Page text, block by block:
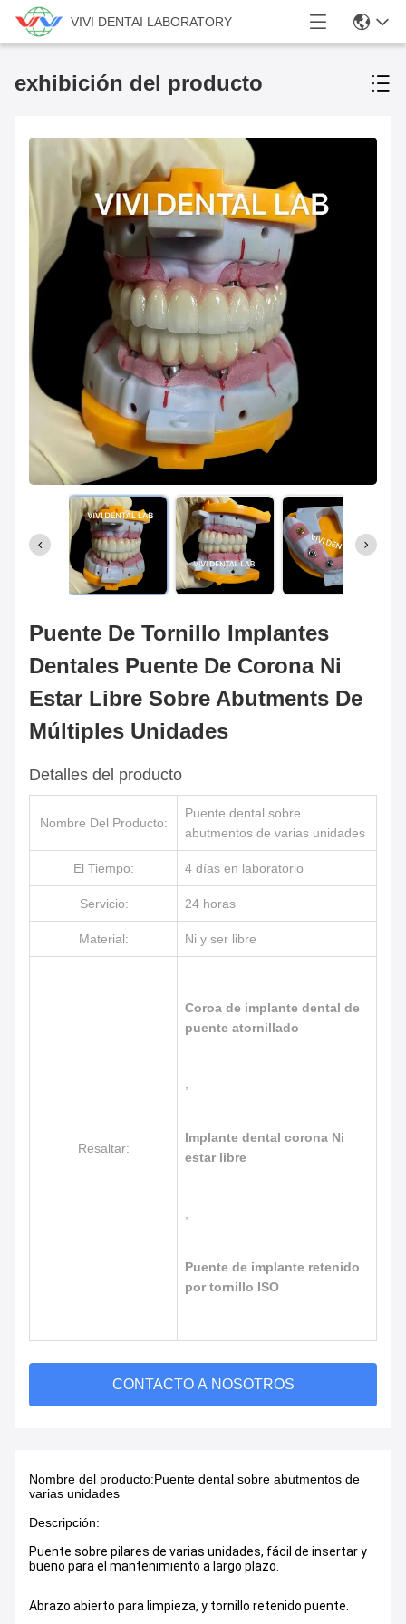
VIVI DENTAI LABORATORY
exhibición del producto
Puente De Tornillo Implantes
Dentales Puente De Corona Ni
Estar Libre Sobre Abutments De
Múltiples Unidades
Detalles del producto
Nombre Del Producto:
Puente dental sobre
abutmentos de varias unidades
El Tiempo: 4 días en laboratorio
Servicio: 24 horas
Material: Ni y ser libre
Resaltar:
Coroa de implante dental de
puente atornillado
Implante dental corona Ni
estar libre
Puente de implante retenido
por tornillo ISO
CONTACTO A NOSOTROS
Nombre del producto:Puente dental sobre abutmentos de
varias unidades
Descripción:
Puente sobre pilares de varias unidades, fácil de insertar y
bueno para el mantenimiento a largo plazo.
Abrazo abierto para limpieza, y tornillo retenido puente.